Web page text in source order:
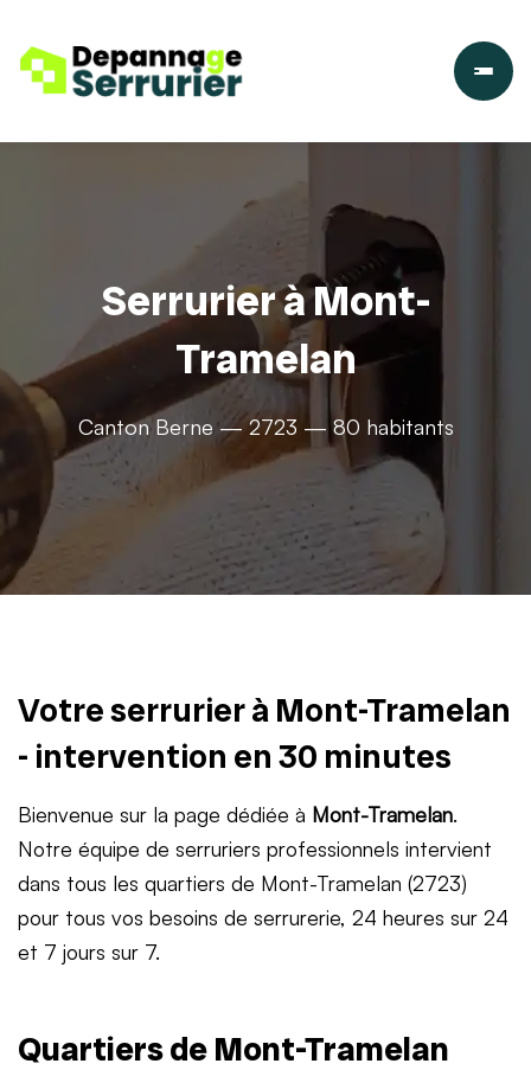
Serrurier à Mont-
Tramelan
Canton Berne — 2723 — 80 habitants
Votre serrurier à Mont-Tramelan
- intervention en 30 minutes
Bienvenue sur la page dédiée à Mont-Tramelan.
Notre équipe de serruriers professionnels intervient
dans tous les quartiers de Mont-Tramelan (2723)
pour tous vos besoins de serrurerie, 24 heures sur 24
et 7 jours sur 7.
Quartiers de Mont-Tramelan